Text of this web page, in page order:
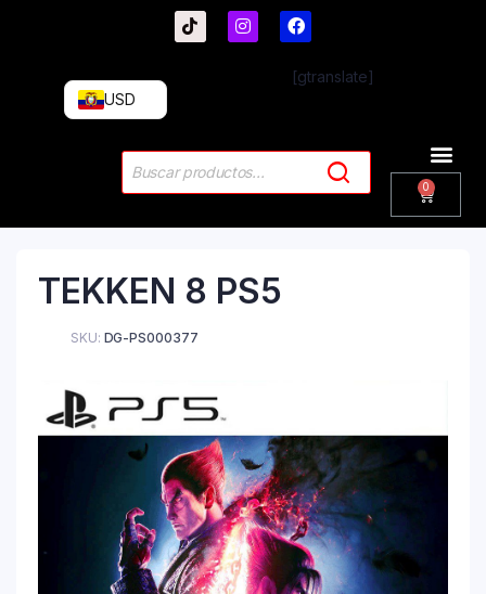
[gtranslate]
USD
TEKKEN 8 PS5
SKU: DG-PS000377